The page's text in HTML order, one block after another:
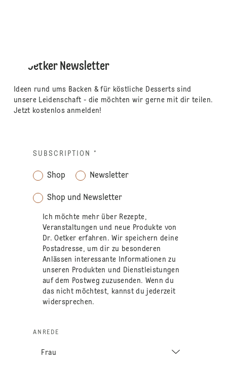
Dr. Oetker Newsletter
Ideen rund ums Backen & für köstliche Desserts sind
unsere Leidenschaft - die möchten wir gerne mit dir teilen.
Jetzt kostenlos anmelden!
SUBSCRIPTION *
Shop Newsletter
Shop und Newsletter
Ich möchte mehr über Rezepte,
Veranstaltungen und neue Produkte von
Dr. Oetker erfahren. Wir speichern deine
Postadresse, um dir zu besonderen
Anlässen interessante Informationen zu
unseren Produkten und Dienstleistungen
auf dem Postweg zuzusenden. Wenn du
das nicht möchtest, kannst du jederzeit
widersprechen.
ANREDE